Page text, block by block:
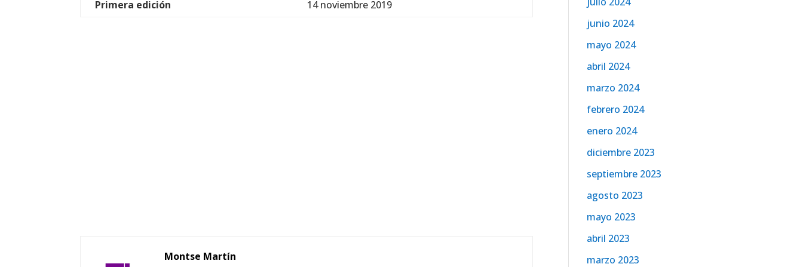
Primera edición
14 noviembre 2019
Montse Martín
junio 2024
mayo 2024
abril 2024
marzo 2024
febrero 2024
enero 2024
diciembre 2023
septiembre 2023
agosto 2023
mayo 2023
abril 2023
marzo 2023